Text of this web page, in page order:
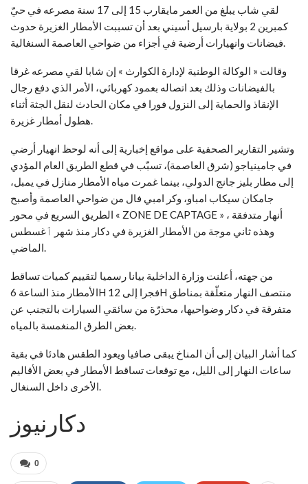
لقي شاب يبلغ من العمر مايقارب 15 إلى 17 سنة مصرعه في حيّ
كمبرين 2 بولاية بارسيل أسيني بعد أن تسببت الأمطار الغزيرة حدوث
فيضانات وانهيارات أرضية في أجزاء من ضواحي العاصمة السنغالية.
وقالت « الوكالة الوطنية لإدارة الكوارث » إن شابا لقي مصرعه غرقا
بالفيضانات وذلك بعد اتصاله بعمود كهربائي، الأمر الذي دفع رجال
الإنقاذ والحماية إلى النزول فورا في مكان الحادث لنقل الجثة أثناء
هطول أمطار غزيرة.
وتشير التقارير الصحفية على مواقع إخبارية إلى أنه لوحظ انهيار أرضي
في جامينياجو (شرق العاصمة)، تسبّب في قطع الطريق العام المؤدي
إلى مطار بليز جانج الدولي، بينما غمرت مياه الأمطار منازل في يمبل،
جامكان سيكاب امباو، وكر امبي فال من ضواحي العاصمة وأصبح
الطريق السريع في محور « ZONE DE CAPTAGE » أنهار متدفقة ،
وهذه ثاني موجة من الأمطار الغزيرة في دكار منذ شهر ٱغسطس
الماضي.
من جهته، أعلنت وزارة الداخلية بيانا رسميا لتقييم كميات تساقط
الأمطار منذ الساعة 6H فجرا إلى 12H منتصف النهار متعلّقة بمناطق
متفرقة في دكار وضواحيها، محذرّة من سائقي السيارات بالتجنب عن
بعض الطرق المنغمسة بالمياه.
كما أشار البيان إلى أن المناخ يبقى صافيا ويعود الطقس هادئا في بقية
ساعات النهار إلى الليل، مع توقعات تساقط الأمطار في بعض الأقاليم
الأخرى داخل السنغال.
دكارنيوز
0